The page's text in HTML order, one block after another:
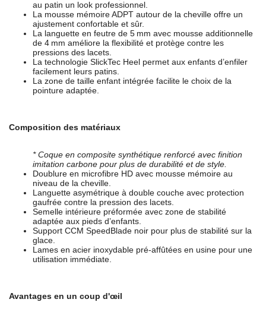
au patin un look professionnel.
La mousse mémoire ADPT autour de la cheville offre un
ajustement confortable et sûr.
La languette en feutre de 5 mm avec mousse additionnelle
de 4 mm améliore la flexibilité et protège contre les
pressions des lacets.
La technologie SlickTec Heel permet aux enfants d’enfiler
facilement leurs patins.
La zone de taille enfant intégrée facilite le choix de la
pointure adaptée.
Composition des matériaux
* Coque en composite synthétique renforcé avec finition
imitation carbone pour plus de durabilité et de style.
Doublure en microfibre HD avec mousse mémoire au
niveau de la cheville.
Languette asymétrique à double couche avec protection
gaufrée contre la pression des lacets.
Semelle intérieure préformée avec zone de stabilité
adaptée aux pieds d’enfants.
Support CCM SpeedBlade noir pour plus de stabilité sur la
glace.
Lames en acier inoxydable pré-affûtées en usine pour une
utilisation immédiate.
Avantages en un coup d'œil